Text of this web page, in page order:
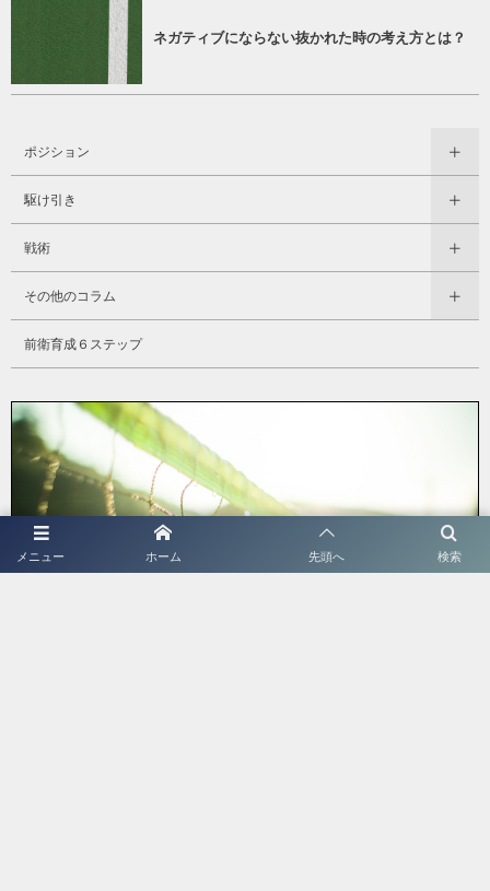
ネガティブにならない抜かれた時の考え方とは？
ポジション
駆け引き
戦術
その他のコラム
前衛育成６ステップ
メニュー 検索
ホーム 先頭へ